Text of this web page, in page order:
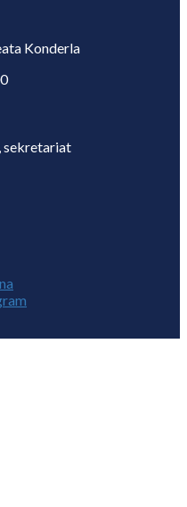
Konderla
sekretariat